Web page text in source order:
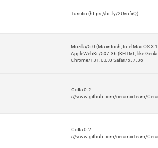
Turnitin (https://bit.ly/2UvnfoQ)
Mozilla/5.0 (Macintosh; Intel Mac OS X
AppleWebKit/537.36 (KHTML, like
Chrome/131.0.0.0 Safari/537.36
TerraCotta 0.2
https://www.github.com/ceramicTeam/
TerraCotta 0.2
https://www.github.com/ceramicTeam/